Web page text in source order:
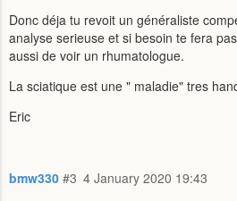
Donc déja tu revoit un généraliste
analyse serieuse et si besoin te fera
aussi de voir un rhumatologue.
La sciatique est une " maladie" tres
Eric
bmw330 4 January 2020 19:43
#3